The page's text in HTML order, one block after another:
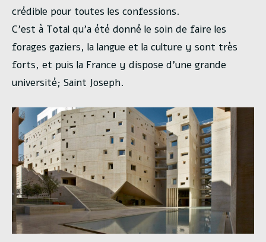
crédible pour toutes les confessions.
C’est à Total qu’a été donné le soin de faire les
forages gaziers, la langue et la culture y sont très
forts, et puis la France y dispose d’une grande
université; Saint Joseph.